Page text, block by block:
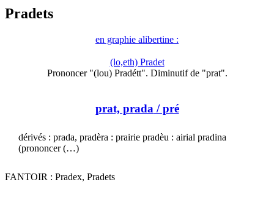
Pradets
en graphie alibertine :
(lo,eth) Pradet
Prononcer "(lou) Pradétt". Diminutif de "prat".
prat, prada / pré
dérivés : prada, pradèra : prairie pradèu : airial pradina
(prononcer (…)
FANTOIR : Pradex, Pradets